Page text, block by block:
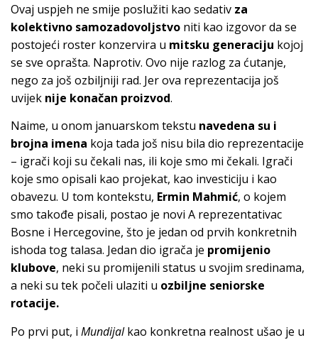
Ovaj uspjeh ne smije poslužiti kao sedativ za
kolektivno samozadovoljstvo niti kao izgovor da se
postojeći roster konzervira u mitsku generaciju kojoj
se sve oprašta. Naprotiv. Ovo nije razlog za ćutanje,
nego za još ozbiljniji rad. Jer ova reprezentacija još
uvijek nije konačan proizvod.
Naime, u onom januarskom tekstu navedena su i
brojna imena koja tada još nisu bila dio reprezentacije
– igrači koji su čekali nas, ili koje smo mi čekali. Igrači
koje smo opisali kao projekat, kao investiciju i kao
obavezu. U tom kontekstu, Ermin Mahmić, o kojem
smo takođe pisali, postao je novi A reprezentativac
Bosne i Hercegovine, što je jedan od prvih konkretnih
ishoda tog talasa. Jedan dio igrača je promijenio
klubove, neki su promijenili status u svojim sredinama,
a neki su tek počeli ulaziti u ozbiljne seniorske
rotacije.
Po prvi put, i Mundijalkao konkretna realnost ušao je u